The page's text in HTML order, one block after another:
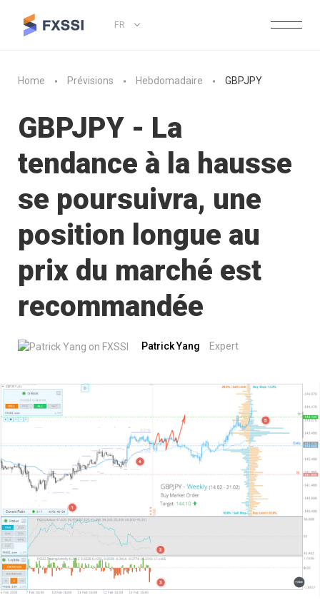
FR
Home Prévisions Hebdomadaire GBPJPY
GBPJPY - La
tendance à la hausse
se poursuivra, une
position longue au
prix du marché est
recommandée
Patrick Yang Expert